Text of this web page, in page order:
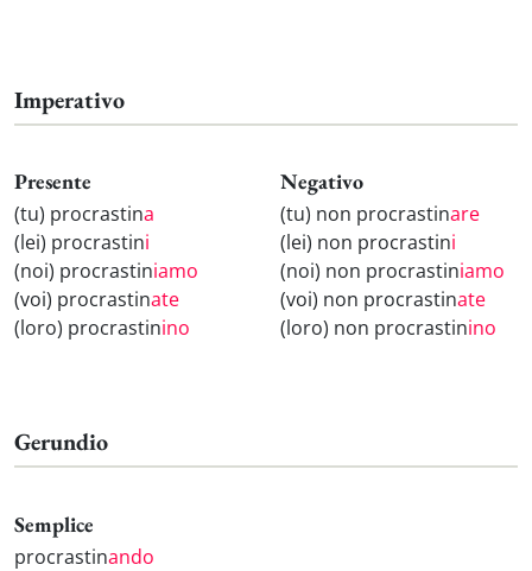
Imperativo
Presente
(tu) procrastina
(lei) procrastini
(noi) procrastiniamo
(voi) procrastinate
(loro) procrastinino
Negativo
(tu) non procrastinare
(lei) non procrastini
(noi) non procrastiniamo
(voi) non procrastinate
(loro) non procrastinino
Gerundio
Semplice
procrastinando